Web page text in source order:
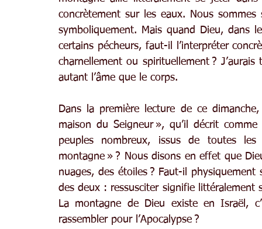
concrètement sur les eaux. Nous
symboliquement. Mais quand Dieu, dans
certains pécheurs, faut-il l’interpréter
charnellement ou spirituellement ?
autant l’âme que le corps.
Dans la première lecture de ce
maison du Seigneur », qu’il décrit
peuples nombreux, issus de toutes
montagne » ? Nous disons en effet que
nuages, des étoiles ? Faut-il physiquement
des deux : ressusciter signifie littéralement
La montagne de Dieu existe en Israël,
rassembler pour l’Apocalypse ?